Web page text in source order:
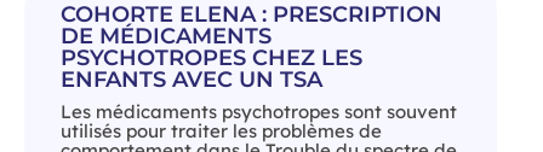
COHORTE ELENA : PRESCRIPTION
DE MÉDICAMENTS
PSYCHOTROPES CHEZ LES
ENFANTS AVEC UN TSA
Les médicaments psychotropes sont souvent
utilisés pour traiter les problèmes de